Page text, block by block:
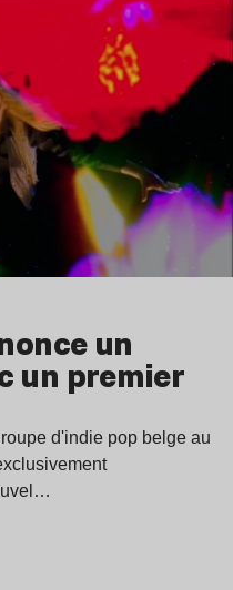
un
un premier
d'indie pop belge au